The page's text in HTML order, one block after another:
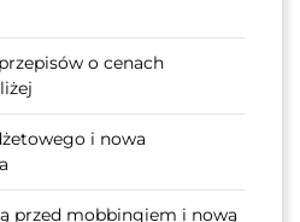
o cenach
i nowa
przed mobbingiem i nową